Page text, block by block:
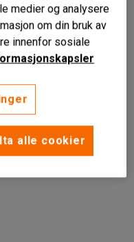
Liknende produkter
medier og analysere
om din bruk av
innenfor sosiale
alle cookier